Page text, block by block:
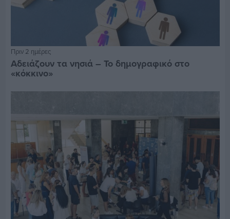
Πριν 2 ημέρες
Αδειάζουν τα νησιά – Το δημογραφικό στο
«κόκκινο»